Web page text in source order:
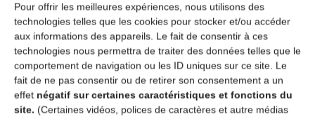
Pour offrir les meilleures expériences, nous utilisons des
technologies telles que les cookies pour stocker et/ou accéder
aux informations des appareils. Le fait de consentir à ces
technologies nous permettra de traiter des données telles que le
comportement de navigation ou les ID uniques sur ce site. Le
fait de ne pas consentir ou de retirer son consentement a un
effet négatif sur certaines caractéristiques et fonctions du
site. (Certaines vidéos, polices de caractères et autre médias
savoir plus sur la façon dont les données de vos
commentaires sont traitées.